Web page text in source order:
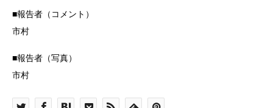
■報告者（コメント）
市村
■報告者（写真）
市村